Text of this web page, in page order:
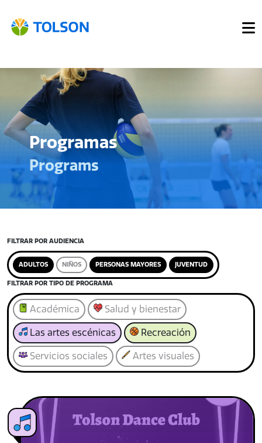
Programas
Programs
FILTRAR POR AUDIENCIA
ADULTOS NIÑOS PERSONAS MAYORES JUVENTUD
FILTRAR POR TIPO DE PROGRAMA
Académica Salud y bienestar
Las artes escénicas Recreación
Servicios sociales Artes visuales